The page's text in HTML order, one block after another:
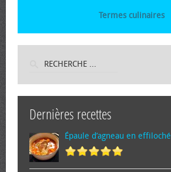
Termes culinaires
Dernières recettes
Épaule d’agneau en effiloché